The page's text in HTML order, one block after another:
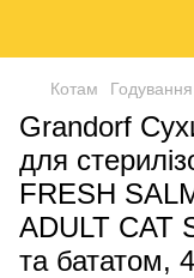
Котам Годування
Grandorf
для
FRESH
ADULT CAT
та бататом,